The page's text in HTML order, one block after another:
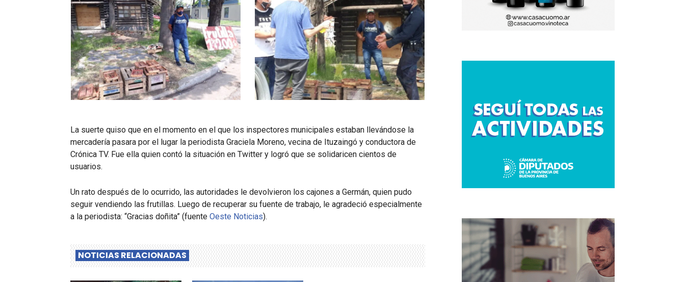
La suerte quiso que en el momento en el que los inspectores municipales estaban llevándose la
mercadería pasara por el lugar la periodista Graciela Moreno, vecina de Ituzaingó y conductora de
Crónica TV. Fue ella quien contó la situación en Twitter y logró que se solidaricen cientos de
usuarios.
Un rato después de lo ocurrido, las autoridades le devolvieron los cajones a Germán, quien pudo
seguir vendiendo las frutillas. Luego de recuperar su fuente de trabajo, le agradeció especialmente
a la periodista: “Gracias doñita” (fuente Oeste Noticias).
NOTICIAS RELACIONADAS